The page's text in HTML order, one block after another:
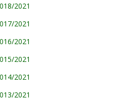
2021
2021
2021
2021
2021
2021